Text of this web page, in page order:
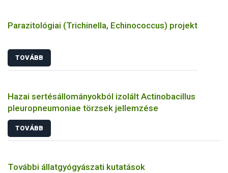
Parazitológiai (Trichinella, Echinococcus) projekt
TOVÁBB
Hazai sertésállományokból izolált Actinobacillus
pleuropneumoniae törzsek jellemzése
TOVÁBB
További állatgyógyászati kutatások